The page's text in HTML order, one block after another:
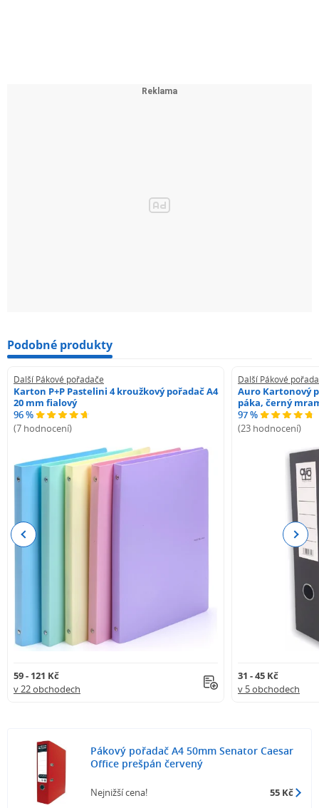
Podobné produkty
Další Pákové pořadače
Karton P+P Pastelini 4 kroužkový pořadač A4
20 mm fialový
96 %
(7 hodnocení)
59 - 121 Kč
v 22 obchodech
Další Pákové
Auro Kartonový
páka, černý
97 %
(23 hodnocení)
31 - 45 Kč
v 5 obchodech
Previous Next
Pákový pořadač A4 50mm Senator Caesar
Office prešpán červený
Nejnižší cena! 55 Kč